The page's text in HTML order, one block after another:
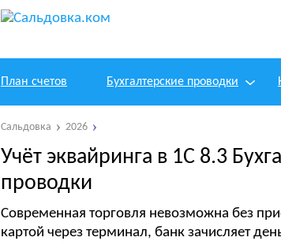
План счетов Бухгалтерские проводки
Сальдовка 2026
Учёт эквайринга в 1С 8.3
проводки
Современная торговля невозможна без
картой через терминал, банк зачисляет